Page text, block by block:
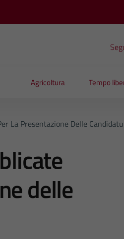
Agricoltura Tempo
La Presentazione Delle
delle